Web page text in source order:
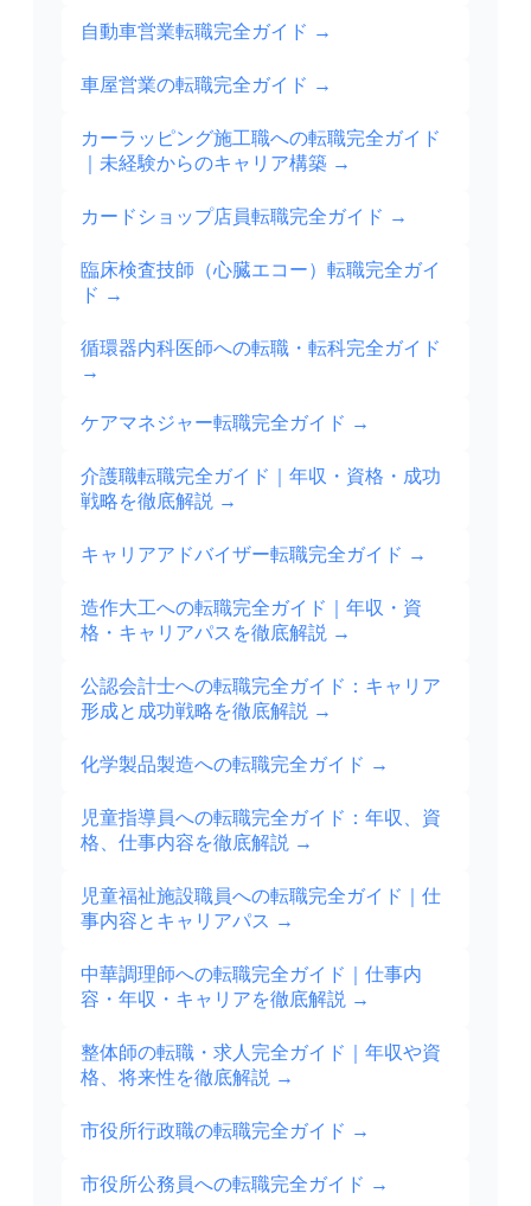
自動車営業転職完全ガイド →
車屋営業の転職完全ガイド →
カーラッピング施工職への転職完全ガイド
｜未経験からのキャリア構築 →
カードショップ店員転職完全ガイド →
臨床検査技師（心臓エコー）転職完全ガイ
ド →
循環器内科医師への転職・転科完全ガイド
→
ケアマネジャー転職完全ガイド →
介護職転職完全ガイド｜年収・資格・成功
戦略を徹底解説 →
キャリアアドバイザー転職完全ガイド →
造作大工への転職完全ガイド｜年収・資
格・キャリアパスを徹底解説 →
公認会計士への転職完全ガイド：キャリア
形成と成功戦略を徹底解説 →
化学製品製造への転職完全ガイド →
児童指導員への転職完全ガイド：年収、資
格、仕事内容を徹底解説 →
児童福祉施設職員への転職完全ガイド｜仕
事内容とキャリアパス →
中華調理師への転職完全ガイド｜仕事内
容・年収・キャリアを徹底解説 →
整体師の転職・求人完全ガイド｜年収や資
格、将来性を徹底解説 →
市役所行政職の転職完全ガイド →
市役所公務員への転職完全ガイド →